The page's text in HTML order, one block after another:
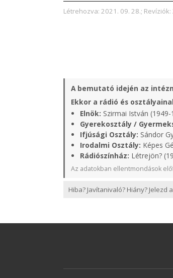
Létrehozva: 2021. 09. 28.;
A bemutató idején az
Ekkor a rádió és
Elnök: Szirmai István (1949-
Gyerekosztály /
Ifjúsági Osztály: Sándor
Irodalmi Osztály: Képes
Rádiószínház: Létrejön?
Az adatokban ellentmondások
Hiba? Javítanivaló? Hiány?